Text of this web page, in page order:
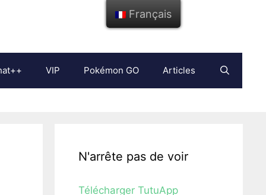
VIP Pokémon GO Articles
N'arrête pas de voir
Télécharger TutuApp
Français